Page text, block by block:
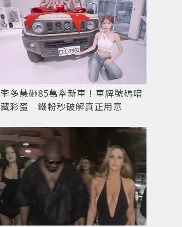
李多慧砸85萬牽新車！車牌號碼暗
藏彩蛋 鐵粉秒破解真正用意